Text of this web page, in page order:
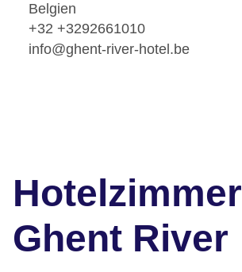
Belgien
+32 +3292661010
info@ghent-river-hotel.be
Hotelzimmer
Ghent River